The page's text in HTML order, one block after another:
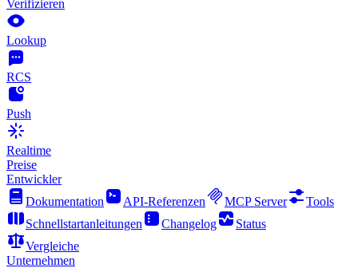
Verifizieren
Lookup
RCS
Push
Realtime
Preise
Entwickler
Dokumentation
API-Referenzen MCP Server
Tools
Schnellstartanleitungen
Changelog
Status
Vergleiche
Unternehmen